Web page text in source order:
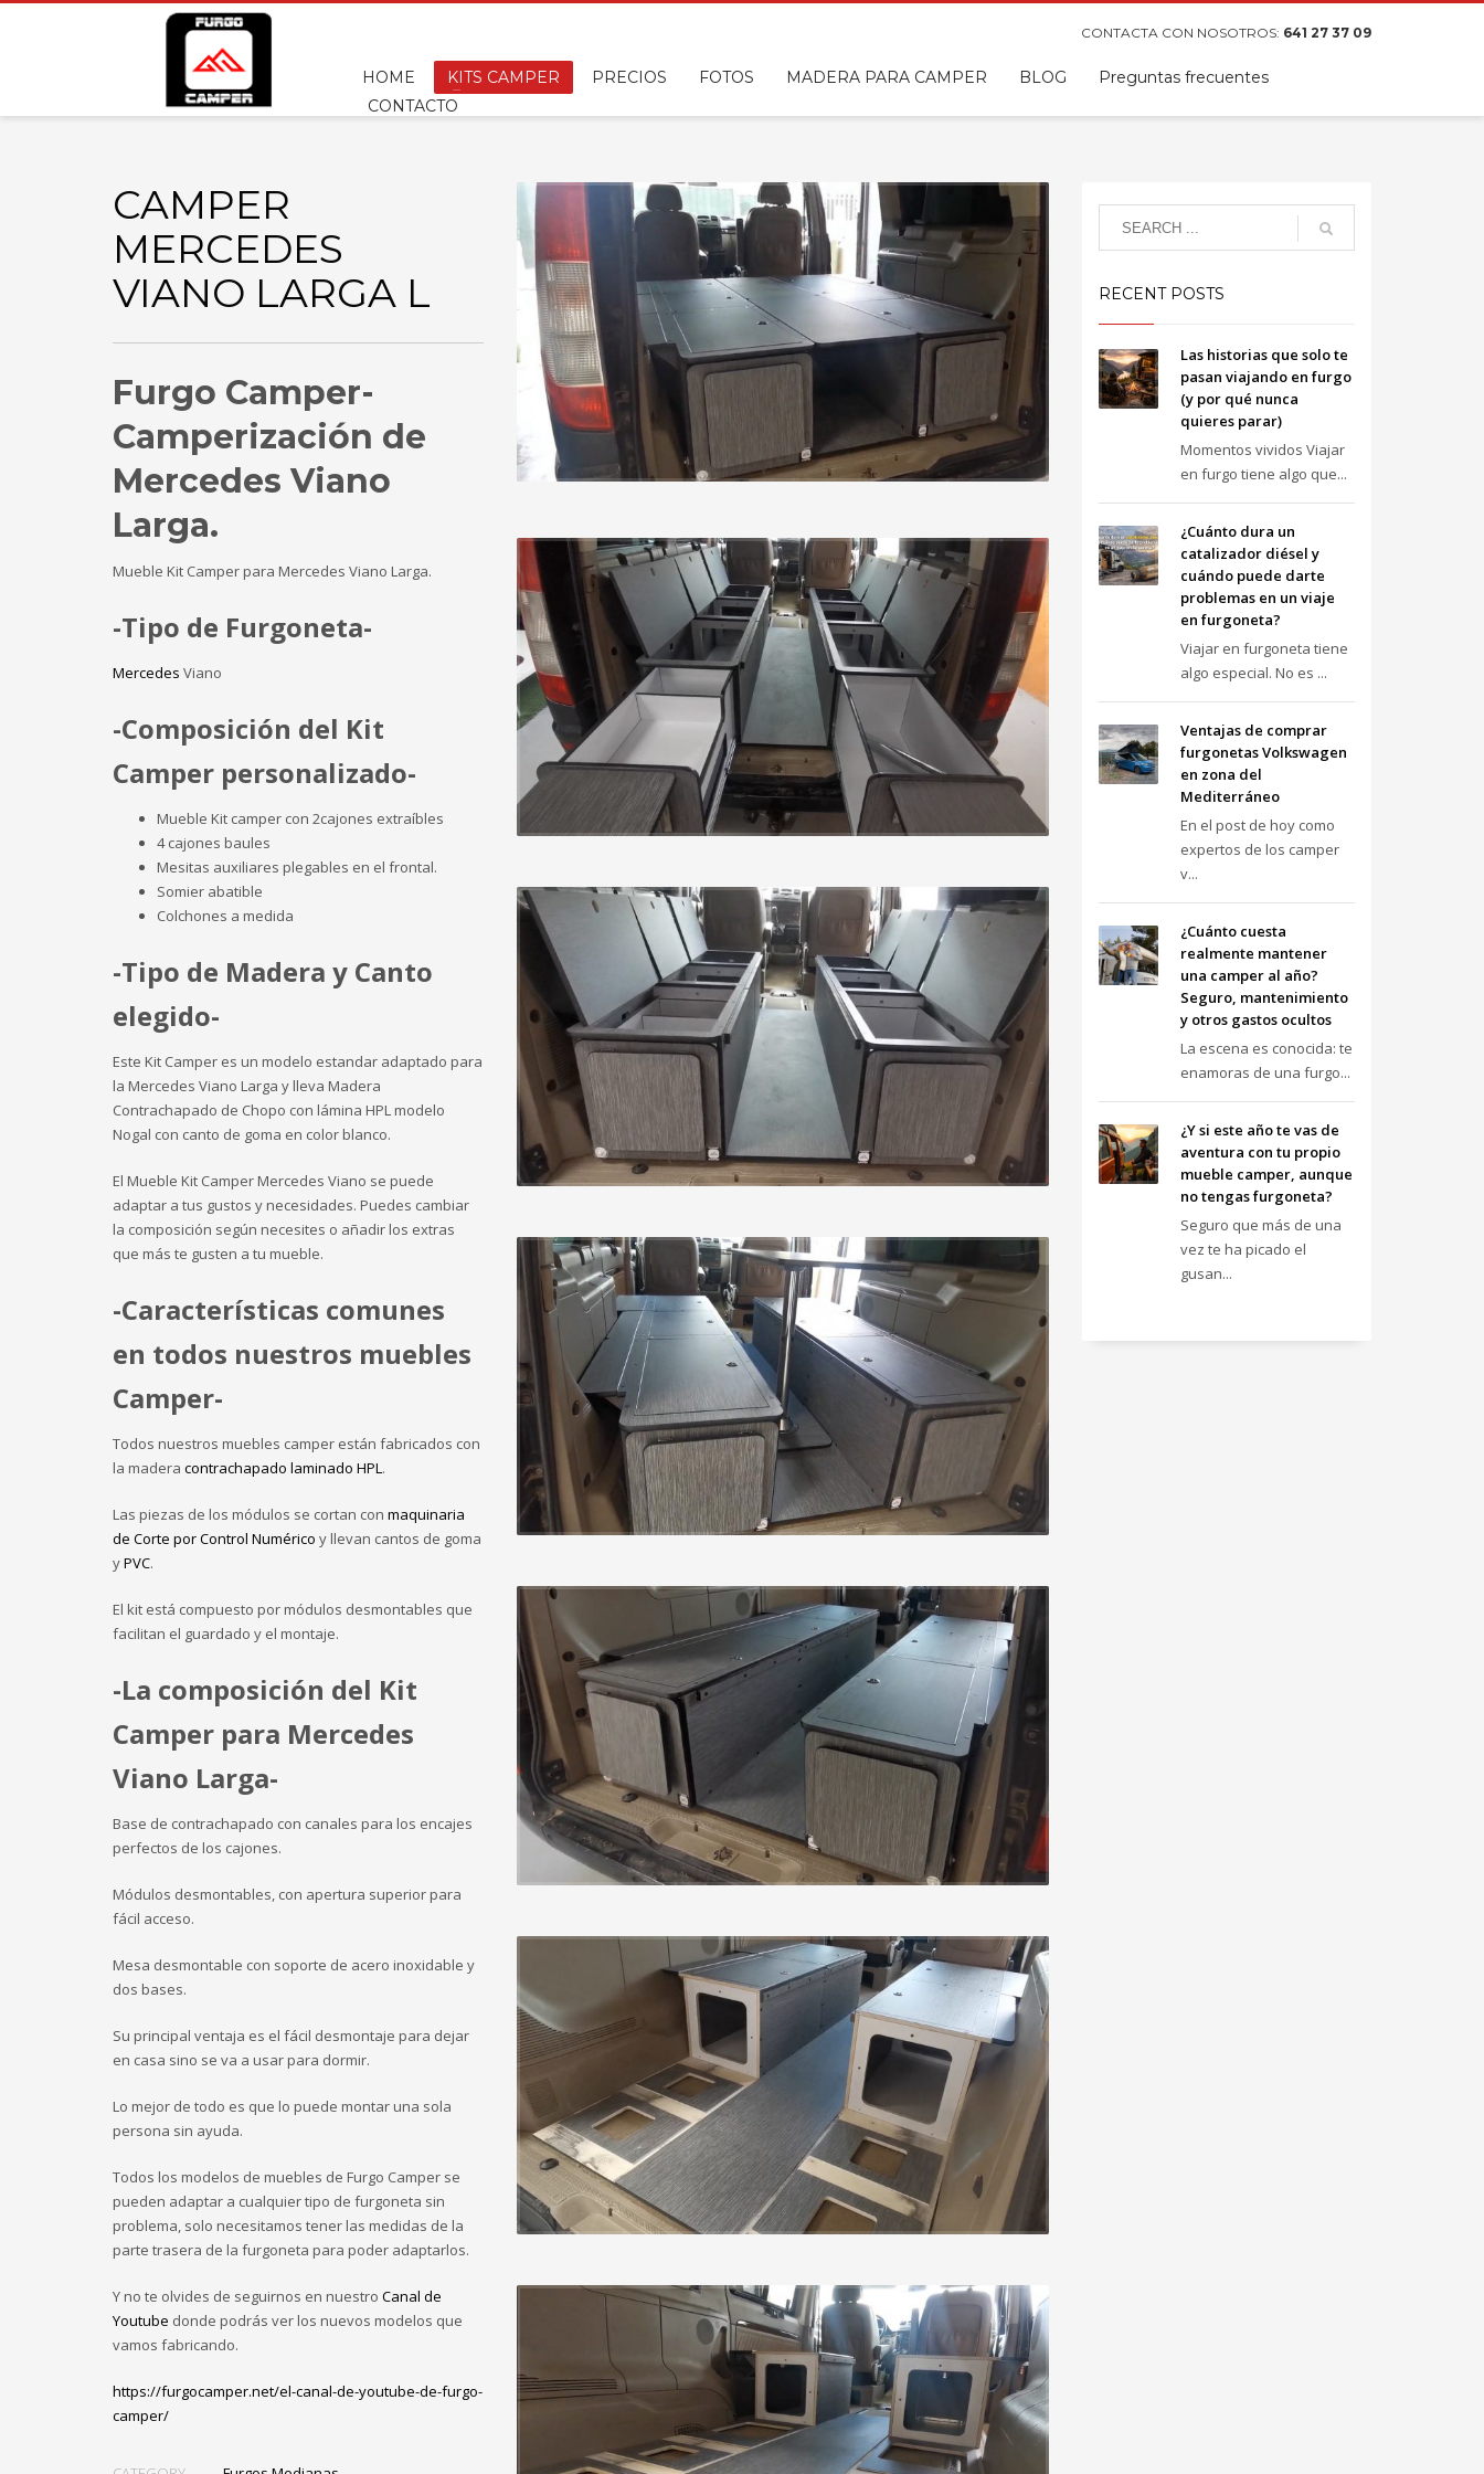
CONTACTA CON NOSOTROS: 641 27 37 09
HOME KITS CAMPER PRECIOS FOTOS MADERA PARA CAMPER BLOG
Preguntas frecuentes
CONTACTO
CAMPER
MERCEDES
VIANO LARGA L
Furgo Camper-
Camperización de
Mercedes Viano
Larga.
Mueble Kit Camper para Mercedes Viano Larga.
-Tipo de Furgoneta-
Mercedes Viano
-Composición del Kit
Camper personalizado-
Mueble Kit camper con 2cajones extraíbles
4 cajones baules
Mesitas auxiliares plegables en el frontal.
Somier abatible
Colchones a medida
-Tipo de Madera y Canto
elegido-
Este Kit Camper es un modelo estandar adaptado para
la Mercedes Viano Larga y lleva Madera
Contrachapado de Chopo con lámina HPL modelo
Nogal con canto de goma en color blanco.
El Mueble Kit Camper Mercedes Viano se puede
adaptar a tus gustos y necesidades. Puedes cambiar
la composición según necesites o añadir los extras
que más te gusten a tu mueble.
-Características comunes
en todos nuestros muebles
Camper-
Todos nuestros muebles camper están fabricados con
la madera contrachapado laminado HPL.
Las piezas de los módulos se cortan con maquinaria
de Corte por Control Numérico y llevan cantos de goma
yPVC.
El kit está compuesto por módulos desmontables que
facilitan el guardado y el montaje.
-La composición del Kit
Camper para Mercedes
Viano Larga-
Base de contrachapado con canales para los encajes
perfectos de los cajones.
Módulos desmontables, con apertura superior para
fácil acceso.
Mesa desmontable con soporte de acero inoxidable y
dos bases.
Su principal ventaja es el fácil desmontaje para dejar
en casa sino se va a usar para dormir.
Lo mejor de todo es que lo puede montar una sola
persona sin ayuda.
Todos los modelos de muebles de Furgo Camper se
pueden adaptar a cualquier tipo de furgoneta sin
problema, solo necesitamos tener las medidas de la
parte trasera de la furgoneta para poder adaptarlos.
Y no te olvides de seguirnos en nuestro Canal de
Youtube donde podrás ver los nuevos modelos que
vamos fabricando.
https://furgocamper.net/el-canal-de-youtube-de-furgo-
camper/
RECENT POSTS
Las historias que solo te
pasan viajando en furgo
(y por qué nunca
quieres parar)
Momentos vividos Viajar
en furgo tiene algo que...
¿Cuánto dura un
catalizador diésel y
cuándo puede darte
problemas en un viaje
en furgoneta?
Viajar en furgoneta tiene
algo especial. No es ...
Ventajas de comprar
furgonetas Volkswagen
en zona del
Mediterráneo
En el post de hoy como
expertos de los camper
v...
¿Cuánto cuesta
realmente mantener
una camper al año?
Seguro, mantenimiento
y otros gastos ocultos
La escena es conocida: te
enamoras de una furgo...
¿Y si este año te vas de
aventura con tu propio
mueble camper, aunque
no tengas furgoneta?
Seguro que más de una
vez te ha picado el
gusan...